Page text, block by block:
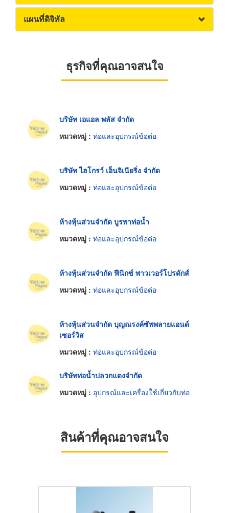
แผนที่ดิจิทัล
ธุรกิจที่คุณอาจสนใจ
บริษัท เอแอล พลัส จำกัด
หมวดหมู่ : ท่อและอุปกรณ์ข้อต่อ
บริษัท ไฮโกรว์ เอ็นจิเนียริ่ง จำกัด
หมวดหมู่ : ท่อและอุปกรณ์ข้อต่อ
ห้างหุ้นส่วนจำกัด บูรพาท่อน้ำ
หมวดหมู่ : ท่อและอุปกรณ์ข้อต่อ
ห้างหุ้นส่วนจำกัด ฟีนิกซ์ พาวเวอร์โปรดักส์
หมวดหมู่ : ท่อและอุปกรณ์ข้อต่อ
ห้างหุ้นส่วนจำกัด บุญณรงค์ซัพพลายแอนด์
เซอร์วิส
หมวดหมู่ : ท่อและอุปกรณ์ข้อต่อ
บริษัทท่อน้ำปลวกแดงจำกัด
หมวดหมู่ : อุปกรณ์และเครื่องใช้เกี่ยวกับท่อ
สินค้าที่คุณอาจสนใจ